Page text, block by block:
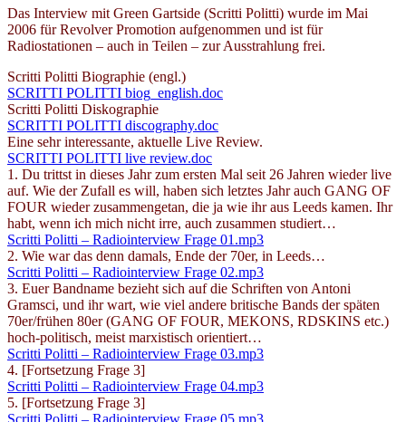
Das Interview mit Green Gartside (Scritti Politti) wurde im Mai
2006 für Revolver Promotion aufgenommen und ist für
Radiostationen – auch in Teilen – zur Ausstrahlung frei.
Scritti Politti Biographie (engl.)
SCRITTI POLITTI biog_english.doc
Scritti Politti Diskographie
SCRITTI POLITTI discography.doc
Eine sehr interessante, aktuelle Live Review.
SCRITTI POLITTI live review.doc
1. Du trittst in dieses Jahr zum ersten Mal seit 26 Jahren wieder live
auf. Wie der Zufall es will, haben sich letztes Jahr auch GANG OF
FOUR wieder zusammengetan, die ja wie ihr aus Leeds kamen. Ihr
habt, wenn ich mich nicht irre, auch zusammen studiert…
Scritti Politti – Radiointerview Frage 01.mp3
2. Wie war das denn damals, Ende der 70er, in Leeds…
Scritti Politti – Radiointerview Frage 02.mp3
3. Euer Bandname bezieht sich auf die Schriften von Antoni
Gramsci, und ihr wart, wie viel andere britische Bands der späten
70er/frühen 80er (GANG OF FOUR, MEKONS, RDSKINS etc.)
hoch-politisch, meist marxistisch orientiert…
Scritti Politti – Radiointerview Frage 03.mp3
4. [Fortsetzung Frage 3]
Scritti Politti – Radiointerview Frage 04.mp3
5. [Fortsetzung Frage 3]
Scritti Politti – Radiointerview Frage 05.mp3